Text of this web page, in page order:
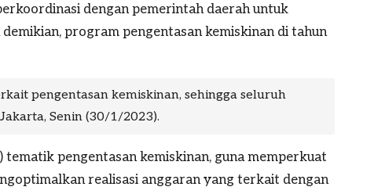
dengan pemerintah daerah untuk
program pengentasan kemiskinan di tahun
pengentasan kemiskinan, sehingga seluruh
Senin (30/1/2023).
pengentasan kemiskinan, guna memperkuat
realisasi anggaran yang terkait dengan